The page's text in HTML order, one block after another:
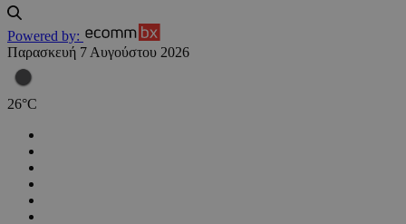
Powered by:
Παρασκευή 7 Αυγούστου 2026
26°C